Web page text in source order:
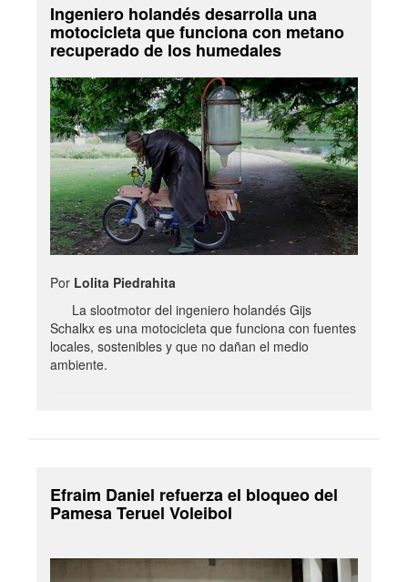
Ingeniero holandés desarrolla una
motocicleta que funciona con metano
recuperado de los humedales
Por Lolita Piedrahita
La slootmotor del ingeniero holandés Gijs
Schalkx es una motocicleta que funciona con fuentes
locales, sostenibles y que no dañan el medio
ambiente.
Efraim Daniel refuerza el bloqueo del
Pamesa Teruel Voleibol